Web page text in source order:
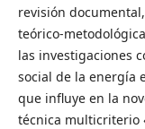
revisión
teórico-
las investigaciones
social de la energía
que influye en la
técnica multicriterio